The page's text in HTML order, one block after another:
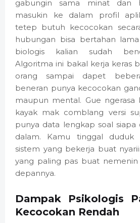
gabungin sama minat dan
masukin ke dalam profil
tetep butuh kecocokan
hubungan bisa bertahan
biologis kalian sudah
Algoritma ini bakal kerja keras
orang sampai dapet
beneran punya kecocokan
maupun mental. Gue ngerasa
kayak mak comblang versi
punya data lengkap soal
dalam. Kamu tinggal duduk
sistem yang bekerja buat
yang paling pas buat
depannya.
Dampak Psikologis
Kecocokan Rendah